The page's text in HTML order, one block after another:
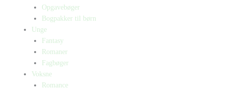
Opgavebøger
Bogpakker til børn
Unge
Fantasy
Romaner
Fagbøger
Voksne
Romance